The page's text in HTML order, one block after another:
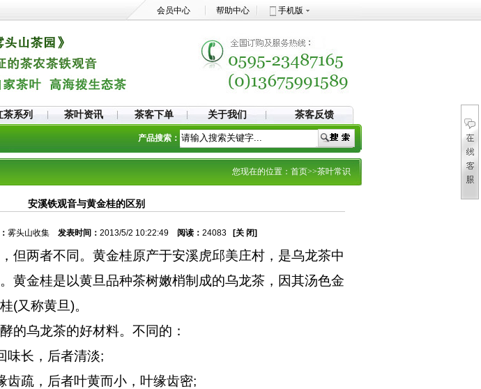
会员中心 帮助中心 手机版
茶系列 茶叶资讯 茶客下单 关于我们 茶客反馈
产品搜索：
您现在的位置： 首页>>茶叶常识
安溪铁观音与黄金桂的区别
雾头山收集 发表时间： 2013/5/2 10:22:49 阅读： 24083 [关 闭]
但两者不同。黄金桂原产于安溪虎邱美庄村，是乌龙茶中
黄金桂是以黄旦品种茶树嫩梢制成的乌龙茶，因其汤色金
(又称黄旦)。
的乌龙茶的好材料。不同的：
味长，后者清淡;
齿疏，后者叶黄而小，叶缘齿密;